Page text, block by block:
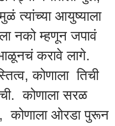
त्यांच्या आयुष्याला
नको म्हणून जपावं
करावे लागे.
कोणाला तिची
कोणाला सरळ
कोणाला ओरडा पुरून